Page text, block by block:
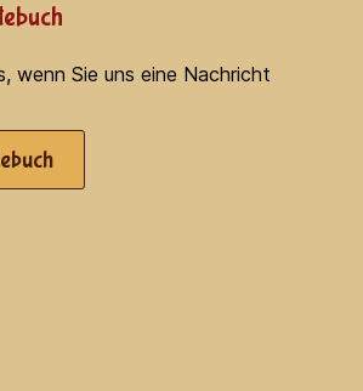
wenn Sie uns eine Nachricht